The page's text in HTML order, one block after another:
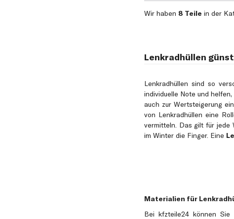
Wir haben 8 Teile in der
Lenkradhüllen
Lenkradhüllen sind so
individuelle Note und
auch zur Wertsteigerung
von Lenkradhüllen eine
vermitteln. Das gilt für jede
im Winter die Finger. Eine
Materialien für
Bei kfzteile24 können